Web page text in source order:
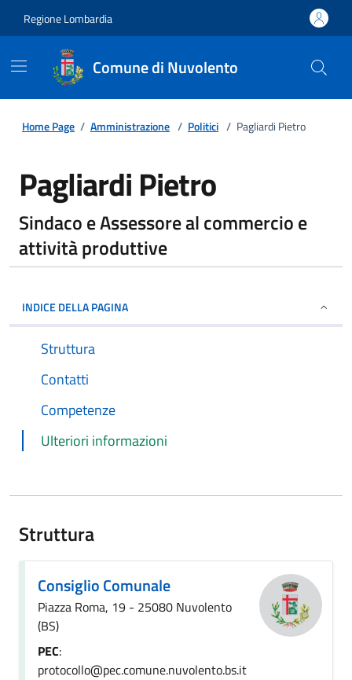
Regione Lombardia
Comune di Nuvolento
Home Page / Amministrazione / Politici / Pagliardi Pietro
Pagliardi Pietro
Sindaco e Assessore al commercio e
attività produttive
INDICE DELLA PAGINA
Struttura
Contatti
Competenze
Ulteriori informazioni
Struttura
Consiglio Comunale
Piazza Roma, 19 - 25080 Nuvolento
(BS)
PEC:
protocollo@pec.comune.nuvolento.bs.it